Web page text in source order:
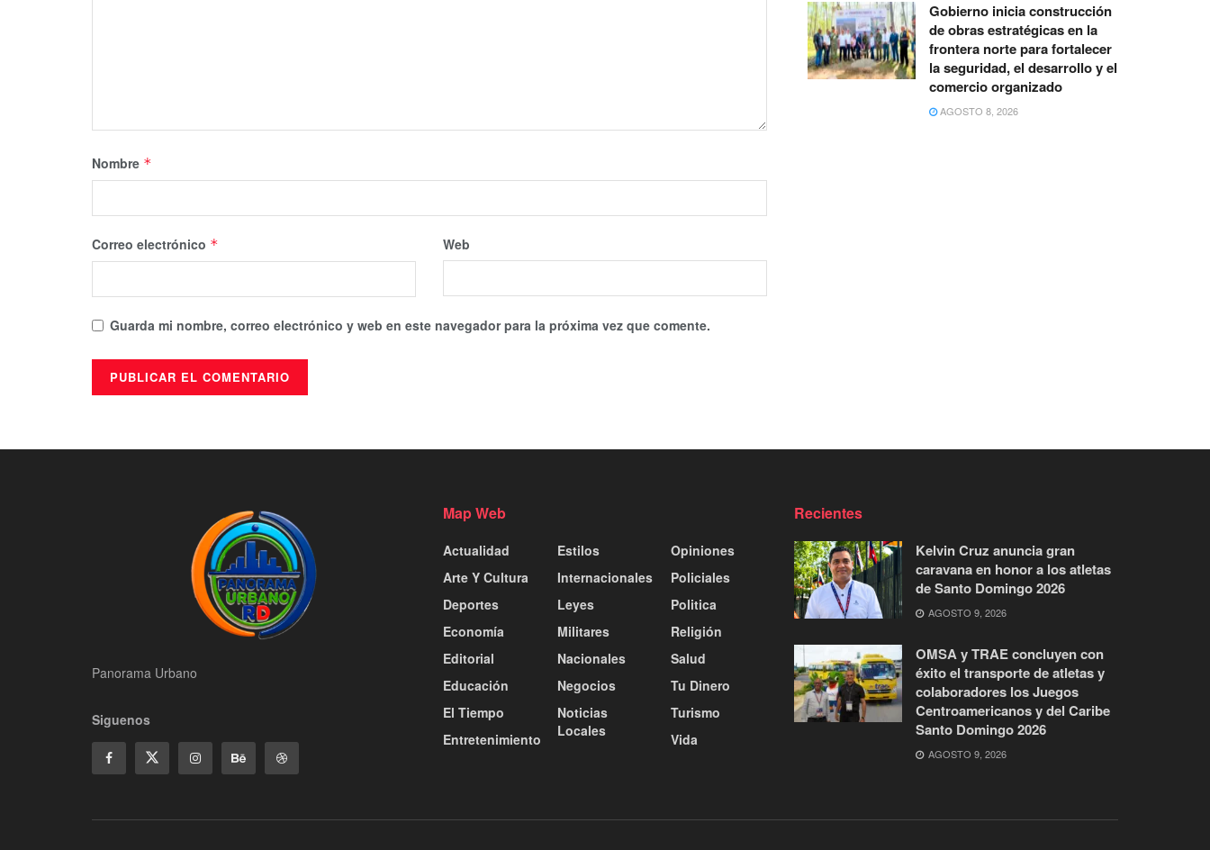
Nombre *
Correo electrónico * Web
Guarda mi nombre, correo electrónico y web en este navegador para la próxima vez que comente.
Gobierno inicia construcción
de obras estratégicas en la
frontera norte para fortalecer
la seguridad, el desarrollo y el
comercio organizado
AGOSTO 8, 2026
Panorama Urbano
Siguenos
Map Web
Actualidad
Arte Y Cultura
Deportes
Economía
Editorial
Educación
El Tiempo
Entretenimiento
Estilos
Internacionales
Leyes
Militares
Nacionales
Negocios
Noticias
Locales
Opiniones
Policiales
Politica
Religión
Salud
Tu Dinero
Turismo
Vida
Recientes
Kelvin Cruz anuncia gran
caravana en honor a los atletas
de Santo Domingo 2026
AGOSTO 9, 2026
OMSA y TRAE concluyen con
éxito el transporte de atletas y
colaboradores los Juegos
Centroamericanos y del Caribe
Santo Domingo 2026
AGOSTO 9, 2026